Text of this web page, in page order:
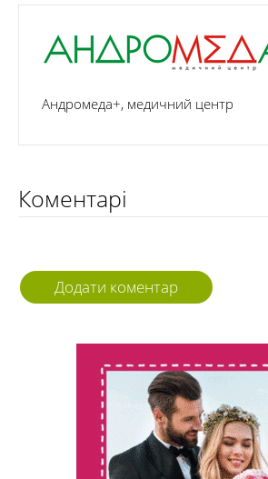
Андромеда+, медичний центр
Коментарі
Додати коментар